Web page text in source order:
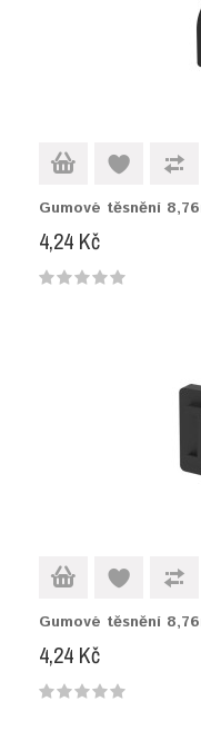
Gumové těsnění
4,24 Kč
Gumové těsnění
4,24 Kč